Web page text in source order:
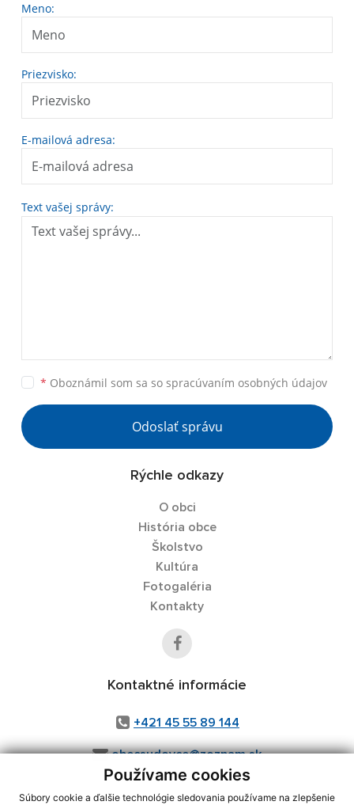
Používame cookies
Súbory cookie a ďalšie technológie sledovania používame na zlepšenie
Meno:
Priezvisko:
E-mailová adresa:
Text vašej správy:
* Oboznámil som sa so spracúvaním osobných údajov
Odoslať správu
Rýchle odkazy
O obci
História obce
Školstvo
Kultúra
Fotogaléria
Kontakty
Kontaktné informácie
+421 45 55 89 144
obecsudovce@zoznam.sk